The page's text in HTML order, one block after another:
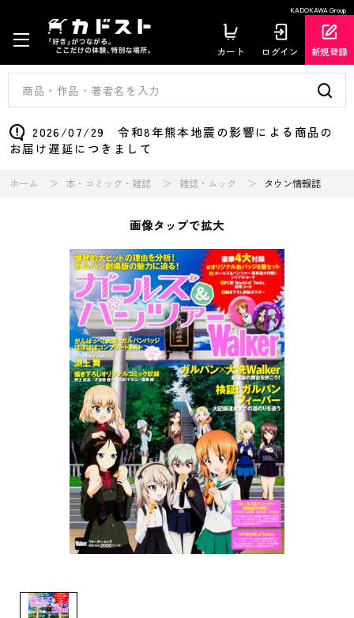
KADOKAWA Group
カート ログイン 新規登録
2026/07/29 令和8年熊本地震の影響による商品の
お届け遅延につきまして
ホーム 本・コミック・雑誌 雑誌・ムック タウン情報誌
画像タップで拡大